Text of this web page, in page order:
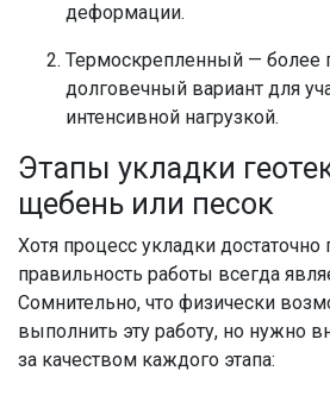
деформации.
Термоскрепленный — более
долговечный вариант для
интенсивной нагрузкой.
Этапы укладки
щебень или песок
Хотя процесс укладки достаточно
правильность работы всегда
Сомнительно, что физически
выполнить эту работу, но нужно
за качеством каждого этапа: